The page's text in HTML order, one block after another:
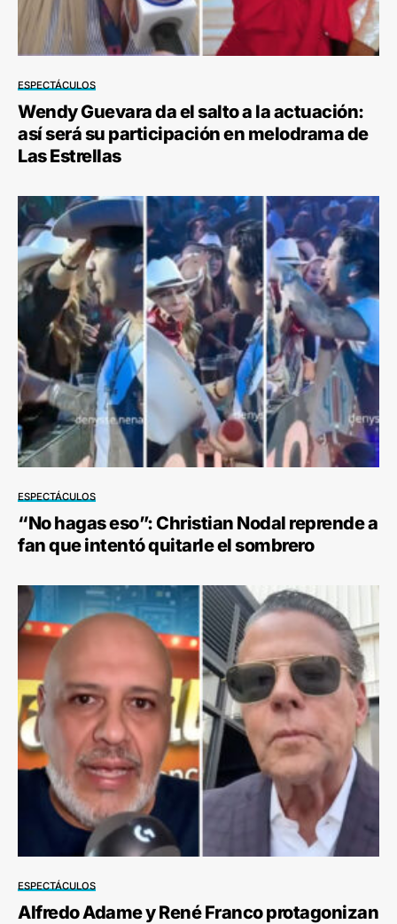
ESPECTÁCULOS
Wendy Guevara da el salto a la actuación:
así será su participación en melodrama de
Las Estrellas
ESPECTÁCULOS
“No hagas eso”: Christian Nodal reprende a
fan que intentó quitarle el sombrero
ESPECTÁCULOS
Alfredo Adame y René Franco protagonizan